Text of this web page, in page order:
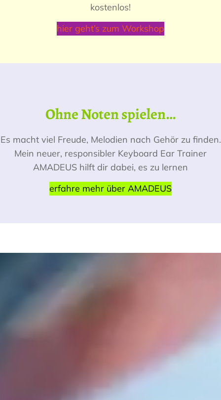
kostenlos!
hier geht’s zum Workshop
Ohne Noten spielen…
Es macht viel Freude, Melodien nach Gehör zu finden.
Mein neuer, responsibler Keyboard Ear Trainer
AMADEUS hilft dir dabei, es zu lernen
erfahre mehr über AMADEUS